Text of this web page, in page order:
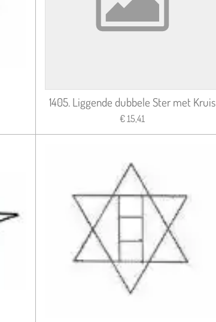
1405. Liggende dubbele Ster met Kruis
€ 15,41